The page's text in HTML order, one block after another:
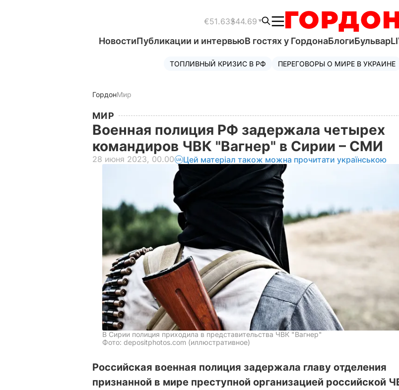
€51.63$44.69
НовостиПубликации и интервьюВ гостях у ГордонаБлогиБульвар
ТОПЛИВНЫЙ КРИЗИС В РФ ПЕРЕГОВОРЫ О МИРЕ В УКРАИНЕ
ГордонМир
МИР
Военная полиция РФ задержала четырех
командиров ЧВК "Вагнер" в Сирии – СМИ
28 июня 2023, 00.00 Цей матеріал також можна прочитати українською
В Сирии полиция приходила в представительства ЧВК "Вагнер"
Фото: depositphotos.com (иллюстративное)
Российская военная полиция задержала главу отделения
признанной в мире преступной организацией российской